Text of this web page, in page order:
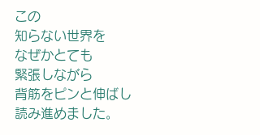
この
知らない世界を
なぜかとても
緊張しながら
背筋をピンと伸ばし
読み進めました。